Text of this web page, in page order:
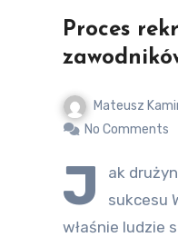
Proces
Mateusz
No Comments
J
ak
sukcesu
właśnie ludzie